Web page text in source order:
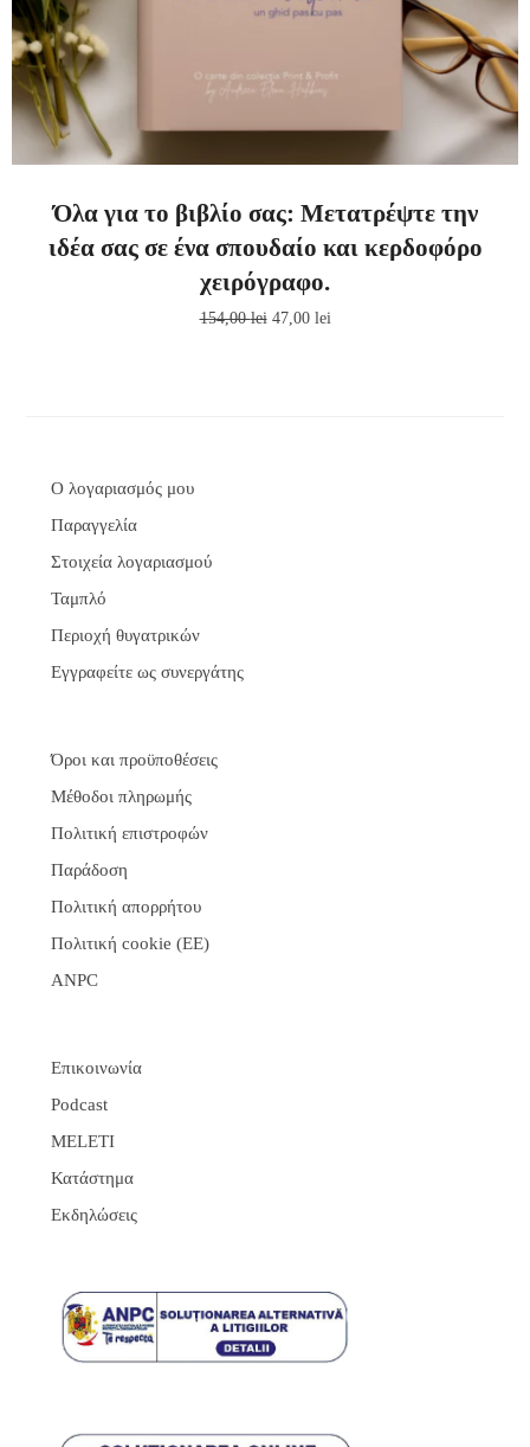
Όλα για το βιβλίο σας: Μετατρέψτε την
ιδέα σας σε ένα σπουδαίο και κερδοφόρο
χειρόγραφο.
154,00lei 47,00 lei
Ο λογαριασμός μου
Παραγγελία
Στοιχεία λογαριασμού
Ταμπλό
Περιοχή θυγατρικών
Εγγραφείτε ως συνεργάτης
Όροι και προϋποθέσεις
Μέθοδοι πληρωμής
Πολιτική επιστροφών
Παράδοση
Πολιτική απορρήτου
Πολιτική cookie (ΕΕ)
ANPC
Επικοινωνία
Podcast
MELETI
Κατάστημα
Εκδηλώσεις